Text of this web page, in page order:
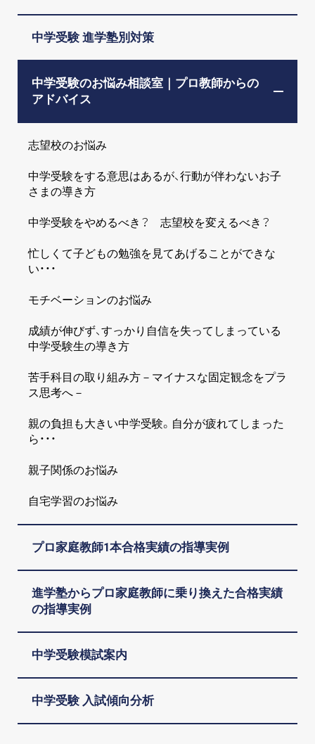
中学受験 進学塾別対策
中学受験のお悩み相談室｜プロ教師からの
アドバイス
志望校のお悩み
中学受験をする意思はあるが、行動が伴わないお子
さまの導き方
中学受験をやめるべき？ 志望校を変えるべき？
忙しくて子どもの勉強を見てあげることができな
い・・・
モチベーションのお悩み
成績が伸びず、すっかり自信を失ってしまっている
中学受験生の導き方
苦手科目の取り組み方－マイナスな固定観念をプラ
ス思考へ－
親の負担も大きい中学受験。自分が疲れてしまった
ら・・・
親子関係のお悩み
自宅学習のお悩み
プロ家庭教師1本合格実績の指導実例
進学塾からプロ家庭教師に乗り換えた合格実績
の指導実例
中学受験模試案内
中学受験 入試傾向分析